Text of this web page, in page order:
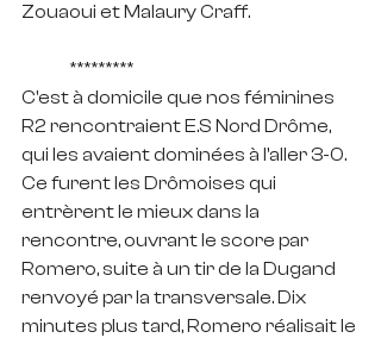
Zouaoui et Malaury Craff.
	*********
C'est à domicile que nos féminines
R2 rencontraient E.S Nord Drôme,
qui les avaient dominées à l'aller 3-0.
Ce furent les Drômoises qui
entrèrent le mieux dans la
rencontre, ouvrant le score par
Romero, suite à un tir de la Dugand
renvoyé par la transversale. Dix
minutes plus tard, Romero réalisait le